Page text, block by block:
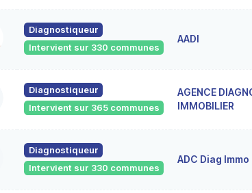
Diagnostiqueur
Intervient sur 330 communes
AADI
Diagnostiqueur
Intervient sur 365 communes
AGENCE
IMMOBILIER
Diagnostiqueur
Intervient sur 330 communes
ADC Diag Immo